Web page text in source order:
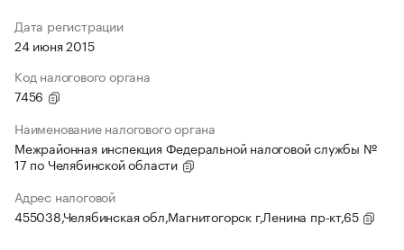
Дата регистрации
24 июня 2015
Код налогового органа
7456
Наименование налогового органа
Межрайонная инспекция Федеральной налоговой службы №
17 по Челябинской области
Адрес налоговой
455038,Челябинская обл,Магнитогорск г,Ленина пр-кт,65